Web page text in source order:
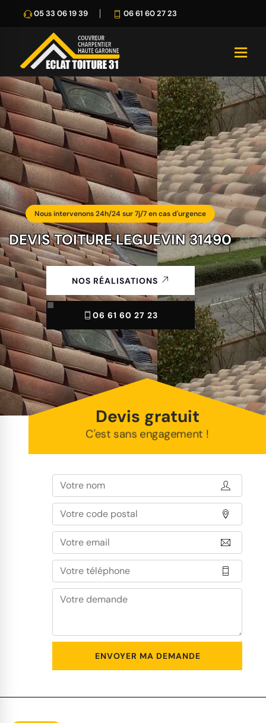
05 33 06 19 39 06 61 60 27 23
Nous intervenons 24h/24 sur 7j/7 en cas d'urgence
DEVIS TOITURE LEGUEVIN 31490
NOS RÉALISATIONS
06 61 60 27 23
Devis gratuit
C'est sans engagement !